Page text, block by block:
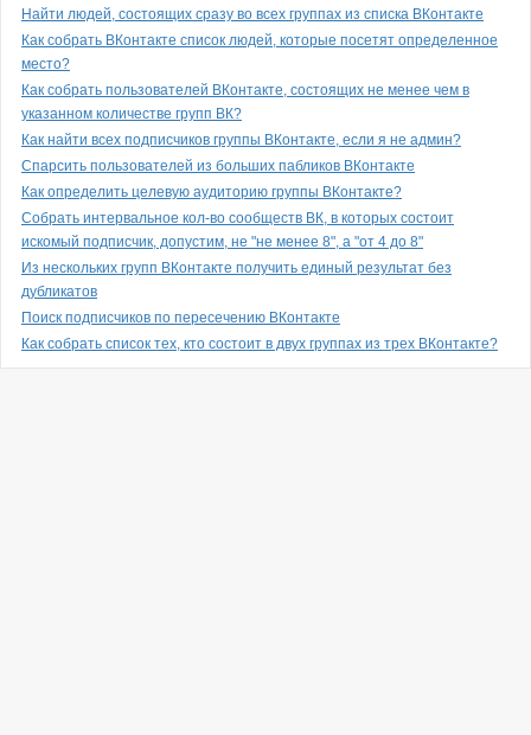
Найти людей, состоящих сразу во всех группах из списка ВКонтакте
Как собрать ВКонтакте список людей, которые посетят определенное
место?
Как собрать пользователей ВКонтакте, состоящих не менее чем в
указанном количестве групп ВК?
Как найти всех подписчиков группы ВКонтакте, если я не админ?
Спарсить пользователей из больших пабликов ВКонтакте
Как определить целевую аудиторию группы ВКонтакте?
Собрать интервальное кол-во сообществ ВК, в которых состоит
искомый подписчик, допустим, не "не менее 8", а "от 4 до 8"
Из нескольких групп ВКонтакте получить единый результат без
дубликатов
Поиск подписчиков по пересечению ВКонтакте
Как собрать список тех, кто состоит в двух группах из трех ВКонтакте?